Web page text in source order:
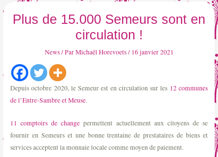
Plus de 15.000 Semeurs sont en
circulation !
News/ ParMichaël Horevoets/ 16 janvier 2021
Depuis octobre 2020, le Semeur est en circulation sur les 12 communes
de l’Entre-Sambre et Meuse.
11 comptoirs de change permettent actuellement aux citoyens de se
fournir en Semeurs et une bonne trentaine de prestataires de biens et
services acceptent la monnaie locale comme moyen de paiement.